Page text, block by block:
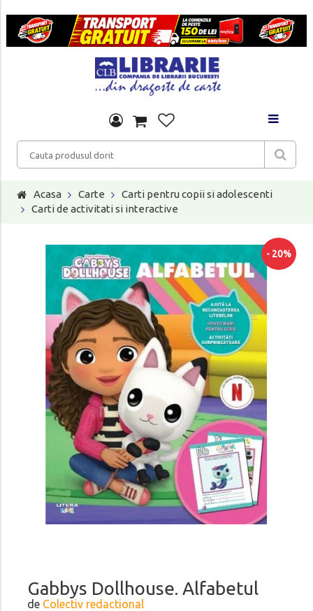
Acasa Carte
Carti pentru copii si adolescenti
Carti de activitati si interactive
- 20%
Gabbys Dollhouse. Alfabetul
de Colectiv redactional